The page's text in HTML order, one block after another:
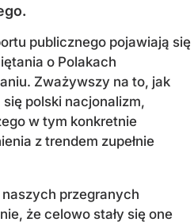
publicznego pojawiają się
o Polakach
Zważywszy na to, jak
polski nacjonalizm,
w tym konkretnie
z trendem zupełnie
przegranych
że celowo stały się one